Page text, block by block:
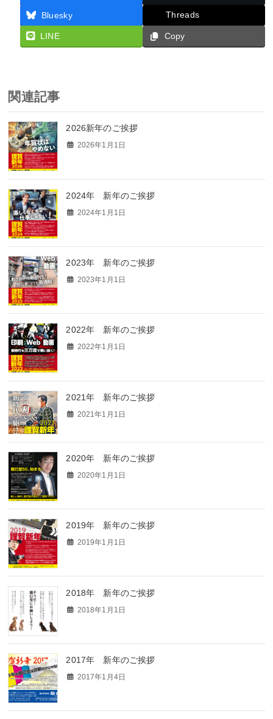
Bluesky Threads
LINE Copy
関連記事
2026新年のご挨拶
2026年1月1日
2024年 新年のご挨拶
2024年1月1日
2023年 新年のご挨拶
2023年1月1日
2022年 新年のご挨拶
2022年1月1日
2021年 新年のご挨拶
2021年1月1日
2020年 新年のご挨拶
2020年1月1日
2019年 新年のご挨拶
2019年1月1日
2018年 新年のご挨拶
2018年1月1日
2017年 新年のご挨拶
2017年1月4日